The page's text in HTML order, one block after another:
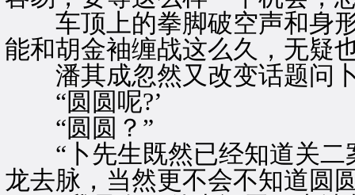
车顶上的拳脚破空声和身形
能和胡金袖缠战这么久，无疑
潘其成忽然又改变话题问
“圆圆呢?’
“圆圆？”
“卜先生既然已经知道关二
龙去脉，当然更不会不知道圆